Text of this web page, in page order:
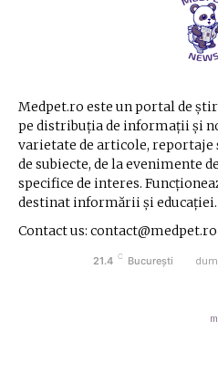
Medpet.ro este un portal de
pe distribuția de informații și
varietate de articole, reportaje
de subiecte, de la evenimente
specifice de interes.
destinat informării și educației.
Contact us: contact@medpet.ro
21.4 C București